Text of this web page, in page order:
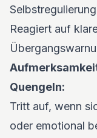
Reagiert auf
Quengeln:
Tritt auf, wenn
oder emotional